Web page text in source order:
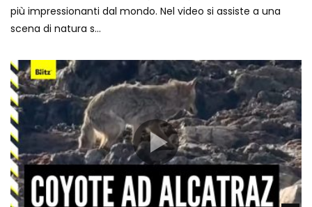
più impressionanti dal mondo. Nel video si assiste a una
scena di natura s...